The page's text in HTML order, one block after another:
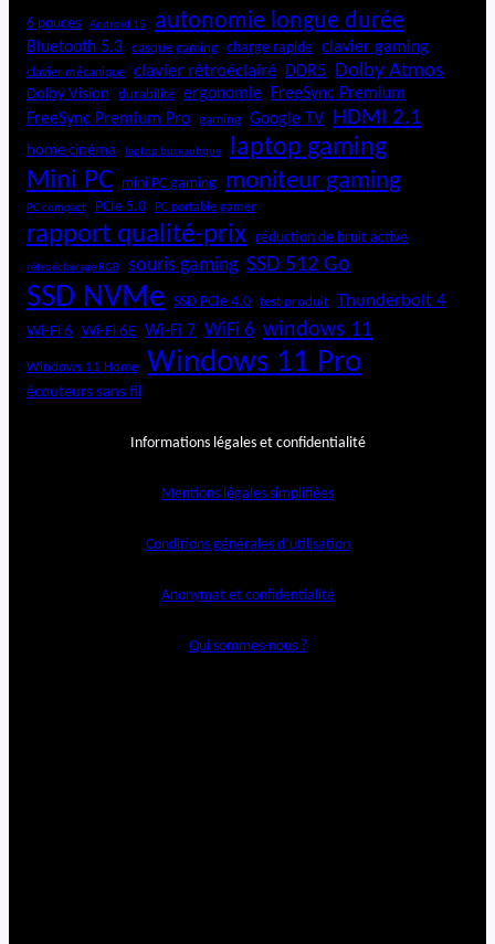
6 pouces Android 15 autonomie longue durée
Bluetooth 5.3 casque gaming charge rapide clavier gaming
clavier mécanique clavier rétroéclairé DDR5 Dolby Atmos
Dolby Vision durabilité ergonomie
FreeSync Premium
FreeSync Premium Pro
gaming Google TV HDMI 2.1
home cinéma laptop bureautique laptop gaming
Mini PC mini PC gaming moniteur gaming
PC compact PCIe 5.0 PC portable gamer
rapport qualité-prix réduction de bruit active
rétroéclairage RGB souris gaming SSD 512 Go
SSD NVMe SSD PCIe 4.0 test produit Thunderbolt 4
Wi-Fi 6 Wi-Fi 6E Wi-Fi 7 WiFi 6 windows 11
Windows 11 Home Windows 11 Pro
écouteurs sans fil
Informations légales et confidentialité
Mentions légales simplifiées
Conditions générales d’utilisation
Anonymat et confidentialité
Qui sommes-nous ?